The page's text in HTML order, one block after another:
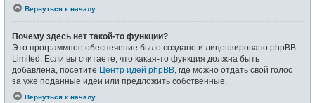
Вернуться к началу
Почему здесь нет такой-то функции?
Это программное обеспечение было создано и лицензировано phpBB
Limited. Если вы считаете, что какая-то функция должна быть
добавлена, посетите Центр идей phpBB , где можно отдать свой голос
за уже поданные идеи или предложить собственные.
Вернуться к началу